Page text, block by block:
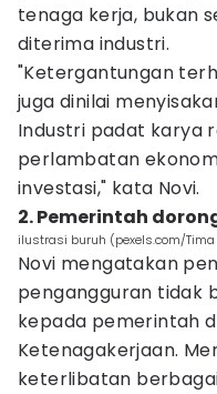
tenaga kerja, bukan
diterima industri.
"Ketergantungan
juga dinilai
Industri padat karya
perlambatan
investasi," kata Novi.
2. Pemerintah
ilustrasi buruh (pexels.com/
Novi mengatakan
pengangguran tidak
kepada pemerintah
Ketenagakerjaan.
keterlibatan